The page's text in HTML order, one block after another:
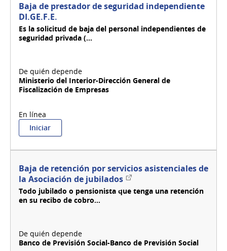
construcción.
Baja de prestador de seguridad independiente
DI.GE.F.E.
Es la solicitud de baja del personal independientes de
seguridad privada (...
Ministerio del Interior-Dirección General de
Fiscalización de Empresas
Iniciar:
Baja
seguridad
independiente
DI.GE.F.E.
Baja de retención por servicios asistenciales de
la Asociación de jubiladosEnlace
externo
Todo jubilado o pensionista que tenga una retención
en su recibo de cobro...
Banco de Previsión Social-Banco de Previsión Social